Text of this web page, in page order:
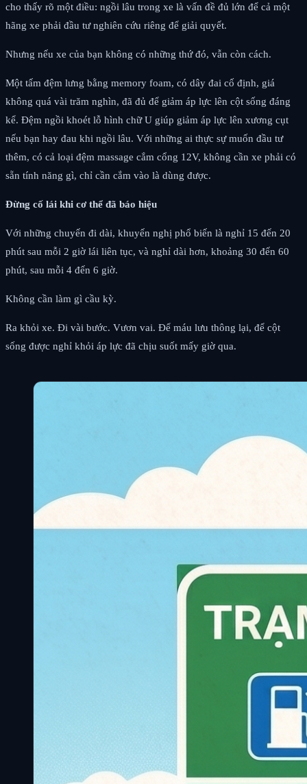
cho thấy rõ một điều: ngồi lâu trong xe là vấn đề đủ lớn để cả một
hãng xe phải đầu tư nghiên cứu riêng để giải quyết.
Nhưng nếu xe của bạn không có những thứ đó, vẫn còn cách.
Một tấm đệm lưng bằng memory foam, có dây đai cố định, giá
không quá vài trăm nghìn, đã đủ để giảm áp lực lên cột sống đáng
kể. Đệm ngồi khoét lỗ hình chữ U giúp giảm áp lực lên xương cụt
nếu bạn hay đau khi ngồi lâu. Với những ai thực sự muốn đầu tư
thêm, có cả loại đệm massage cắm cổng 12V, không cần xe phải có
sẵn tính năng gì, chỉ cần cắm vào là dùng được.
Đừng cố lái khi cơ thể đã báo hiệu
Với những chuyến đi dài, khuyến nghị phổ biến là nghỉ 15 đến 20
phút sau mỗi 2 giờ lái liên tục, và nghỉ dài hơn, khoảng 30 đến 60
phút, sau mỗi 4 đến 6 giờ.
Không cần làm gì cầu kỳ.
Ra khỏi xe. Đi vài bước. Vươn vai. Để máu lưu thông lại, để cột
sống được nghỉ khỏi áp lực đã chịu suốt mấy giờ qua.